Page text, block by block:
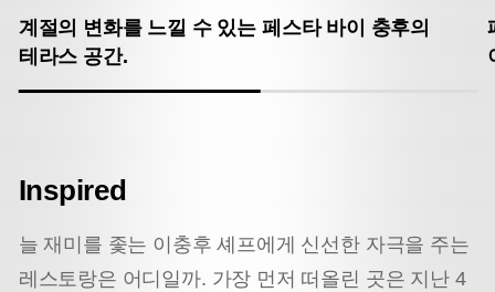
계절의 변화를 느낄 수 있는 페스타 바이 충후의
테라스 공간.
Inspired
늘 재미를 좇는 이충후 셰프에게 신선한 자극을 주는
레스토랑은 어디일까. 가장 먼저 떠올린 곳은 지난 4